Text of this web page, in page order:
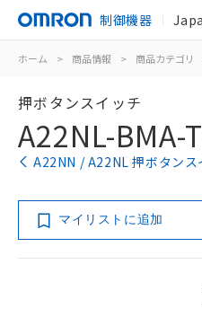
制御機器
ホーム > 商品情報 > 商品カテゴリ
押ボタンスイッチ
A22NL-BMA-
A22NN / A22NL 押ボタン
マイリストに追加